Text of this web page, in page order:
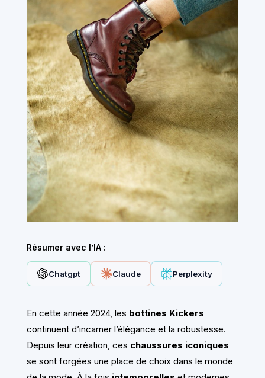
Résumer avec l’IA :
Chatgpt Claude Perplexity
En cette année 2024, les bottines Kickers
continuent d’incarner l’élégance et la robustesse.
Depuis leur création, ces chaussures iconiques
se sont forgées une place de choix dans le monde